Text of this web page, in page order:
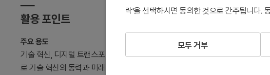
활용 포인트
주요 용도
기술 혁신, 디지털 트랜스포메이션, 미래 전략 발표의 첫 인상을 강렬하게 전달
로 기술 혁신의 동력과 미래 지향성을 시각적으로 표현하여 청중의 주의를 즉시
락'을 선택하시면 동의한 것으로 간주됩니다.
모두 거부